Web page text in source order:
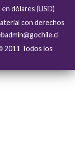
dólares (USD)
con derechos
2011 Todos los